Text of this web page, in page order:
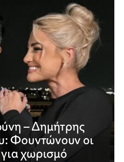
– Δημήτρης
Φουντώνουν οι
χωρισμό